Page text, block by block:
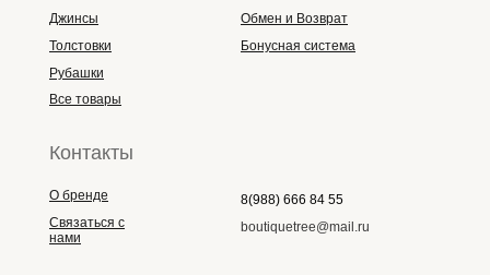
8(988) 666 84 55
boutiquetree@mail.ru
Джинсы
Толстовки
Рубашки
Все товары
Обмен и Возврат
Бонусная система
О бренде
Связаться с
нами
Контакты